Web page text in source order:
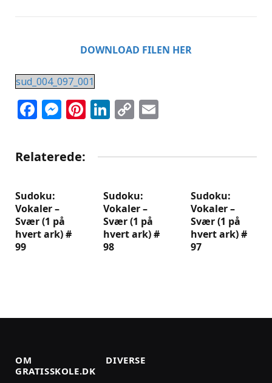
DOWNLOAD FILEN HER
sud_004_097_001
Facebook
Messenger
Pinterest
LinkedIn
Copy
Relaterede:
Sudoku:
Vokaler –
Svær (1 på
hvert ark) #
99
Sudoku:
Vokaler –
Svær (1 på
hvert ark) #
98
Sudoku:
Vokaler –
Svær (1 på
hvert ark) #
97
OM
GRATISSKOLE.DK
DIVERSE